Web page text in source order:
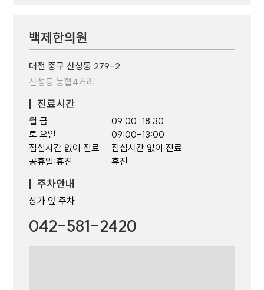
백제한의원
대전 중구 산성동 279-2
산성동 농협4거리
진료시간
월.금
토 요일
점심시간 없이 진료
공휴일:휴진
09:00-18:30
09:00-13:00
점심시간 없이 진료
휴진
주차안내
상가 앞 주차
042-581-2420